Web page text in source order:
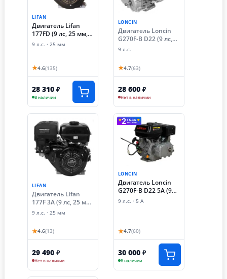
LIFAN
Двигатель Lifan
177FD (9 лс, 25 мм,
электростартер,
9 л.с. · 25 мм
★4.6(135)
28 310 ₽
В наличии
LONCIN
Двигатель Loncin
G270F-B D22 (9 лс,
автоматическое
9 л.с.
★4.7(63)
28 600 ₽
Нет в наличии
LIFAN
Двигатель Lifan
177F 3А (9 лс, 25 мм,
разболтовка под
катушка освещения
3А)
9 л.с. · 25 мм
★4.6(13)
29 490 ₽
Нет в наличии
LONCIN
Двигатель Loncin
G270F-B D22 5А (9
лс, автоматическое
9 л.с. · 5 А
★4.7(60)
30 000 ₽
В наличии